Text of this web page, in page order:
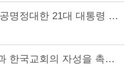
[성명서] 민주주의 회복과 공명정대한 21대 대통령 선거를 기원하며
[연대참여] 민주주의 회복과 한국교회의 자성을 촉구하는 그리스도인 연합기도회